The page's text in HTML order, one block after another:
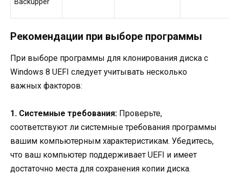
Backupper
Рекомендации при выборе программы
При выборе программы для клонирования диска с
Windows 8 UEFI следует учитывать несколько
важных факторов:
1. Системные требования: Проверьте,
соответствуют ли системные требования программы
вашим компьютерным характеристикам. Убедитесь,
что ваш компьютер поддерживает UEFI и имеет
достаточно места для сохранения копии диска.